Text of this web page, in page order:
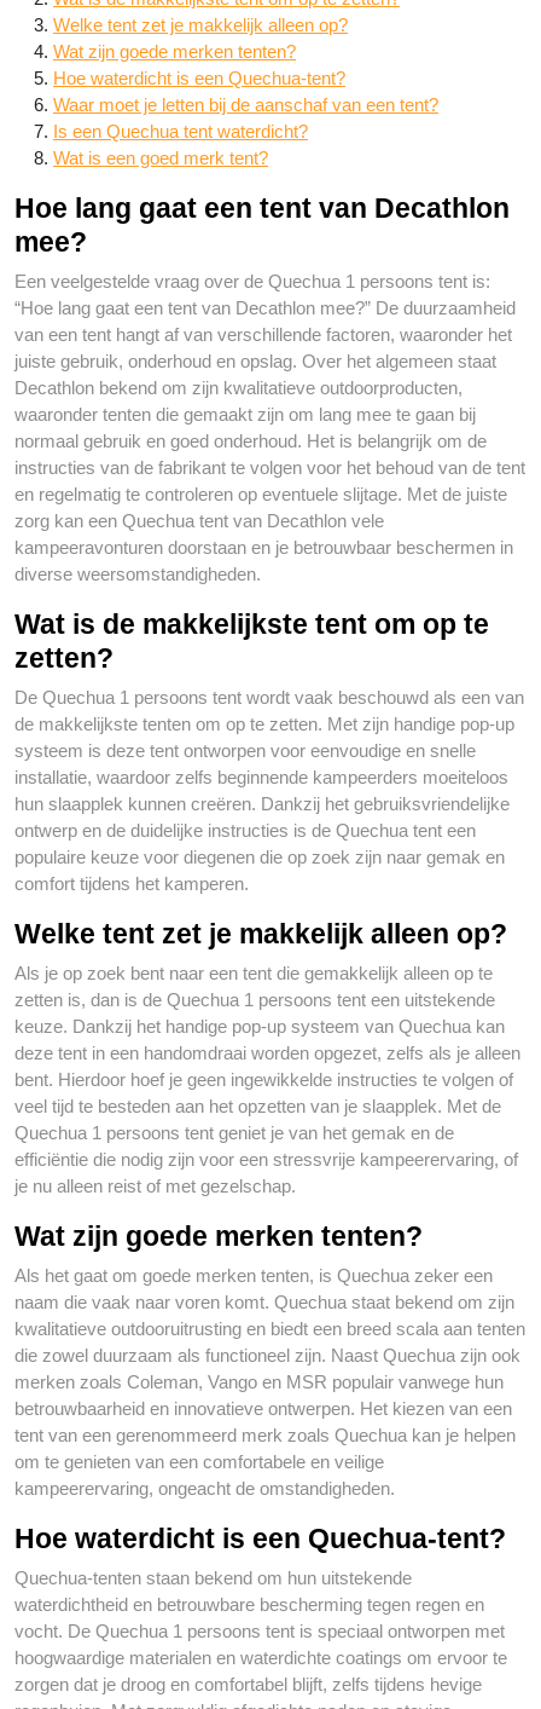
Welke tent zet je makkelijk alleen op?
Wat zijn goede merken tenten?
Hoe waterdicht is een Quechua-tent?
Waar moet je letten bij de aanschaf van een tent?
Is een Quechua tent waterdicht?
Wat is een goed merk tent?
Hoe lang gaat een tent van Decathlon
mee?
Een veelgestelde vraag over de Quechua 1 persoons tent is:
“Hoe lang gaat een tent van Decathlon mee?” De duurzaamheid
van een tent hangt af van verschillende factoren, waaronder het
juiste gebruik, onderhoud en opslag. Over het algemeen staat
Decathlon bekend om zijn kwalitatieve outdoorproducten,
waaronder tenten die gemaakt zijn om lang mee te gaan bij
normaal gebruik en goed onderhoud. Het is belangrijk om de
instructies van de fabrikant te volgen voor het behoud van de tent
en regelmatig te controleren op eventuele slijtage. Met de juiste
zorg kan een Quechua tent van Decathlon vele
kampeeravonturen doorstaan en je betrouwbaar beschermen in
diverse weersomstandigheden.
Wat is de makkelijkste tent om op te
zetten?
De Quechua 1 persoons tent wordt vaak beschouwd als een van
de makkelijkste tenten om op te zetten. Met zijn handige pop-up
systeem is deze tent ontworpen voor eenvoudige en snelle
installatie, waardoor zelfs beginnende kampeerders moeiteloos
hun slaapplek kunnen creëren. Dankzij het gebruiksvriendelijke
ontwerp en de duidelijke instructies is de Quechua tent een
populaire keuze voor diegenen die op zoek zijn naar gemak en
comfort tijdens het kamperen.
Welke tent zet je makkelijk alleen op?
Als je op zoek bent naar een tent die gemakkelijk alleen op te
zetten is, dan is de Quechua 1 persoons tent een uitstekende
keuze. Dankzij het handige pop-up systeem van Quechua kan
deze tent in een handomdraai worden opgezet, zelfs als je alleen
bent. Hierdoor hoef je geen ingewikkelde instructies te volgen of
veel tijd te besteden aan het opzetten van je slaapplek. Met de
Quechua 1 persoons tent geniet je van het gemak en de
efficiëntie die nodig zijn voor een stressvrije kampeerervaring, of
je nu alleen reist of met gezelschap.
Wat zijn goede merken tenten?
Als het gaat om goede merken tenten, is Quechua zeker een
naam die vaak naar voren komt. Quechua staat bekend om zijn
kwalitatieve outdooruitrusting en biedt een breed scala aan tenten
die zowel duurzaam als functioneel zijn. Naast Quechua zijn ook
merken zoals Coleman, Vango en MSR populair vanwege hun
betrouwbaarheid en innovatieve ontwerpen. Het kiezen van een
tent van een gerenommeerd merk zoals Quechua kan je helpen
om te genieten van een comfortabele en veilige
kampeerervaring, ongeacht de omstandigheden.
Hoe waterdicht is een Quechua-tent?
Quechua-tenten staan bekend om hun uitstekende
waterdichtheid en betrouwbare bescherming tegen regen en
vocht. De Quechua 1 persoons tent is speciaal ontworpen met
hoogwaardige materialen en waterdichte coatings om ervoor te
zorgen dat je droog en comfortabel blijft, zelfs tijdens hevige